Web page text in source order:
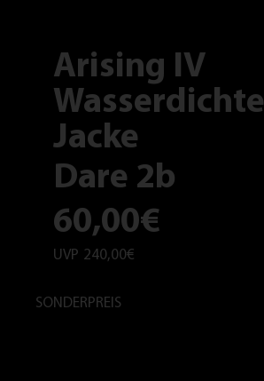
Arising IV
Wasserdichte
Jacke
Dare 2b
60,00€
UVP 240,00€
SONDERPREIS